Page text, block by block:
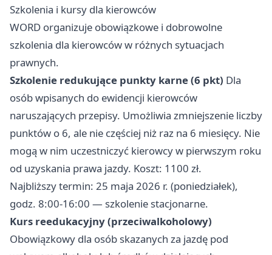
Szkolenia i kursy dla kierowców
WORD organizuje obowiązkowe i dobrowolne
szkolenia dla kierowców w różnych sytuacjach
prawnych.
Szkolenie redukujące punkty karne (6 pkt) Dla
osób wpisanych do ewidencji kierowców
naruszających przepisy. Umożliwia zmniejszenie liczby
punktów o 6, ale nie częściej niż raz na 6 miesięcy. Nie
mogą w nim uczestniczyć kierowcy w pierwszym roku
od uzyskania prawa jazdy. Koszt: 1100 zł.
Najbliższy termin: 25 maja 2026 r. (poniedziałek),
godz. 8:00-16:00 — szkolenie stacjonarne.
Kurs reedukacyjny (przeciwalkoholowy)
Obowiązkowy dla osób skazanych za jazdę pod